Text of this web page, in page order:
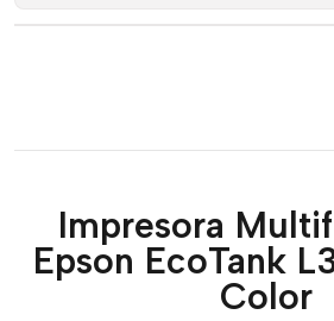
Impresora
Epson EcoTank
Color